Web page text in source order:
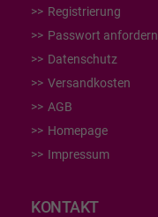
Registrierung
Passwort anfordern
Datenschutz
Versandkosten
AGB
Homepage
Impressum
KONTAKT